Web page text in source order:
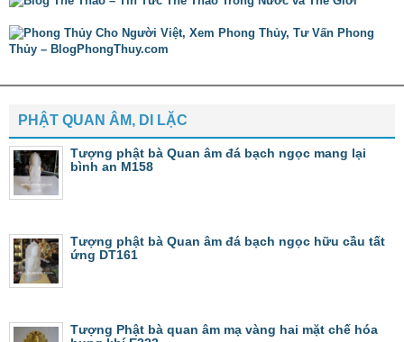
PHẬT QUAN ÂM, DI LẶC
Tượng phật bà Quan âm đá bạch ngọc mang lại
bình an M158
Tượng phật bà Quan âm đá bạch ngọc hữu cầu tất
ứng DT161
Tượng Phật bà quan âm mạ vàng hai mặt chế hóa